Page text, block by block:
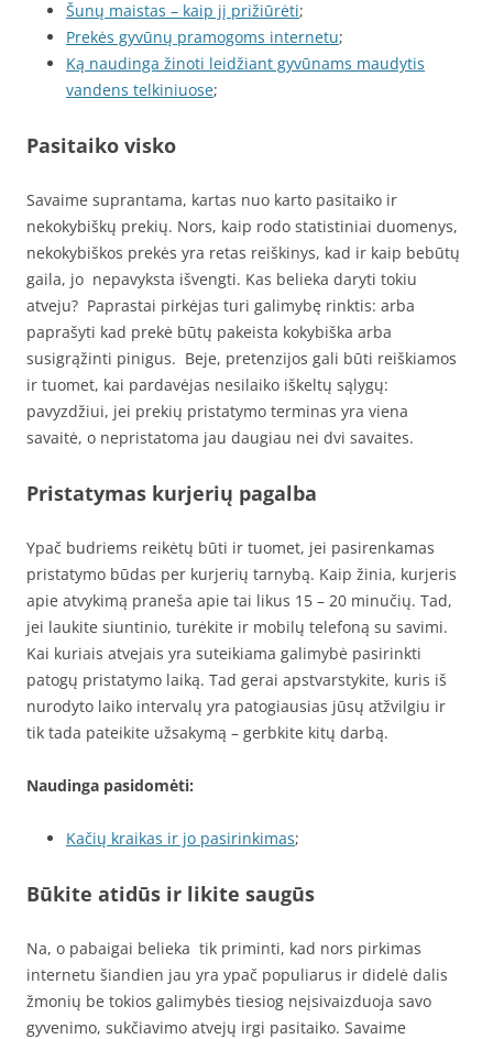
Šunų maistas – kaip jį prižiūrėti;
Prekės gyvūnų pramogoms internetu;
Ką naudinga žinoti leidžiant gyvūnams maudytis
vandens telkiniuose;
Pasitaiko visko
Savaime suprantama, kartas nuo karto pasitaiko ir
nekokybiškų prekių. Nors, kaip rodo statistiniai duomenys,
nekokybiškos prekės yra retas reiškinys, kad ir kaip bebūtų
gaila, jo nepavyksta išvengti. Kas belieka daryti tokiu
atveju? Paprastai pirkėjas turi galimybę rinktis: arba
paprašyti kad prekė būtų pakeista kokybiška arba
susigrąžinti pinigus. Beje, pretenzijos gali būti reiškiamos
ir tuomet, kai pardavėjas nesilaiko iškeltų sąlygų:
pavyzdžiui, jei prekių pristatymo terminas yra viena
savaitė, o nepristatoma jau daugiau nei dvi savaites.
Pristatymas kurjerių pagalba
Ypač budriems reikėtų būti ir tuomet, jei pasirenkamas
pristatymo būdas per kurjerių tarnybą. Kaip žinia, kurjeris
apie atvykimą praneša apie tai likus 15 – 20 minučių. Tad,
jei laukite siuntinio, turėkite ir mobilų telefoną su savimi.
Kai kuriais atvejais yra suteikiama galimybė pasirinkti
patogų pristatymo laiką. Tad gerai apstvarstykite, kuris iš
nurodyto laiko intervalų yra patogiausias jūsų atžvilgiu ir
tik tada pateikite užsakymą – gerbkite kitų darbą.
Naudinga pasidomėti:
Kačių kraikas ir jo pasirinkimas;
Būkite atidūs ir likite saugūs
Na, o pabaigai belieka tik priminti, kad nors pirkimas
internetu šiandien jau yra ypač populiarus ir didelė dalis
žmonių be tokios galimybės tiesiog neįsivaizduoja savo
gyvenimo, sukčiavimo atvejų irgi pasitaiko. Savaime